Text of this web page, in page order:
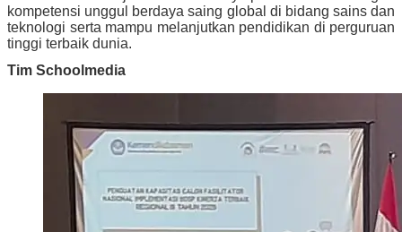
kompetensi unggul berdaya saing global di bidang sains dan
teknologi serta mampu melanjutkan pendidikan di perguruan
tinggi terbaik dunia.
Tim Schoolmedia